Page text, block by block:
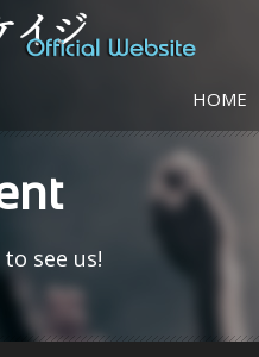
HOME
to see us!